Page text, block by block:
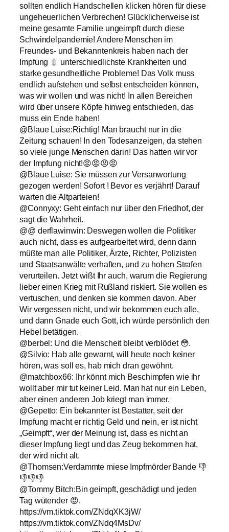
sollten endlich Handschellen klicken hören für diese
ungeheuerlichen Verbrechen! Glücklicherweise ist
meine gesamte Familie ungeimpft durch diese
Schwindelpandemie! Andere Menschen im
Freundes- und Bekanntenkreis haben nach der
Impfung 💉 unterschiedlichste Krankheiten und
starke gesundheitliche Probleme! Das Volk muss
endlich aufstehen und selbst entscheiden können,
was wir wollen und was nicht! In allen Bereichen
wird über unsere Köpfe hinweg entschieden, das
muss ein Ende haben!
@Blaue Luise:Richtig! Man braucht nur in die
Zeitung schauen! In den Todesanzeigen, da stehen
so viele junge Menschen darin! Das hatten wir vor
der Impfung nicht!😡😡😡😡
@Blaue Luise: Sie müssen zur Versanwortung
gezogen werden! Sofort ! Bevor es verjährt! Darauf
warten die Altparteien!
@Connyxy: Geht einfach nur über den Friedhof, der
sagt die Wahrheit.
@@ derflawinwin: Deswegen wollen die Politiker
auch nicht, dass es aufgearbeitet wird, denn dann
müßte man alle Politiker, Ärzte, Richter, Polizisten
und Staatsanwälte verhaften, und zu hohen Strafen
verurteilen. Jetzt wißt Ihr auch, warum die Regierung
lieber einen Krieg mit Rußland riskiert. Sie wollen es
vertuschen, und denken sie kommen davon. Aber
Wir vergessen nicht, und wir bekommen euch alle,
und dann Gnade euch Gott, ich würde persönlich den
Hebel betätigen.
@berbel: Und die Menscheit bleibt verblödet 😳.
@Silvio: Hab alle gewarnt, will heute noch keiner
hören, was soll es, hab mich dran gewöhnt.
@matchbox66: Ihr könnt mich Beschimpfen wie ihr
wollt aber mir tut keiner Leid. Man hat nur ein Leben,
aber einen anderen Job kriegt man immer.
@Gepetto: Ein bekannter ist Bestatter, seit der
Impfung macht er richtig Geld und nein, er ist nicht
„Geimpft“, wer der Meinung ist, dass es nicht an
dieser Impfung liegt und das Zeug bekommen hat,
der wird nicht alt.
@Thomsen:Verdammte miese Impfmörder Bande 👎
👎👎👎
@Tommy Bitch:Bin geimpft, geschädigt und jeden
Tag wütender 😡.
https://vm.tiktok.com/ZNdqXK3jW/
https://vm.tiktok.com/ZNdq4MsDv/